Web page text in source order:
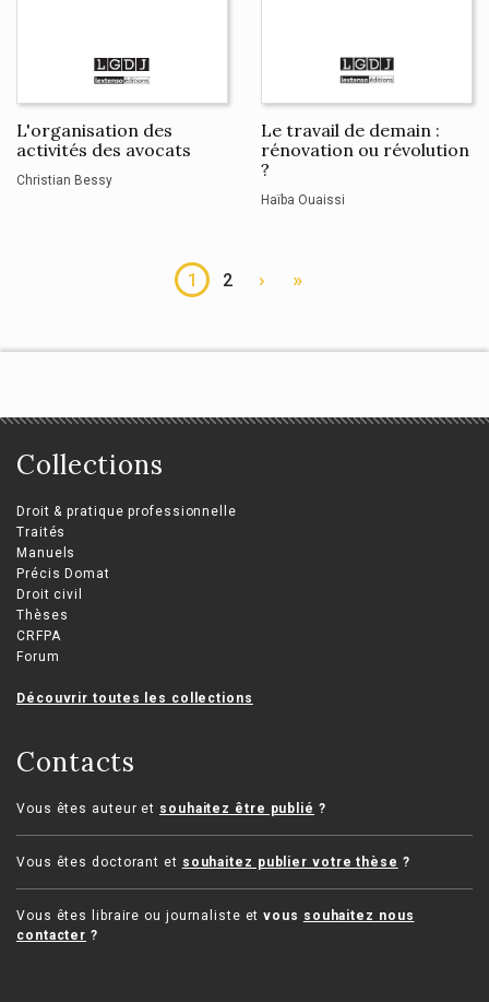
L'organisation des
activités des avocats
Christian Bessy
Le travail de demain :
rénovation ou révolution
?
Haïba Ouaissi
1 2 › »
Collections
Droit & pratique professionnelle
Traités
Manuels
Précis Domat
Droit civil
Thèses
CRFPA
Forum
Découvrir toutes les collections
Contacts
Vous êtes auteur et souhaitez être publié ?
Vous êtes doctorant et souhaitez publier votre thèse ?
Vous êtes libraire ou journaliste etvous souhaitez nous
contacter ?